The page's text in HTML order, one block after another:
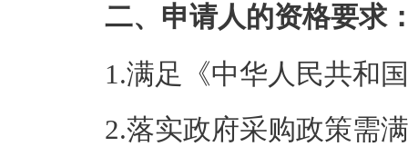
二、申请人的资格要求
1.满足《中华人民共和
2.落实政府采购政策需